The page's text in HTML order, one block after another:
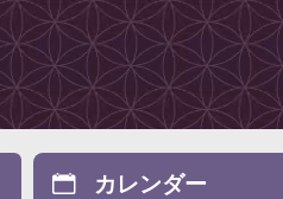
カレンダー